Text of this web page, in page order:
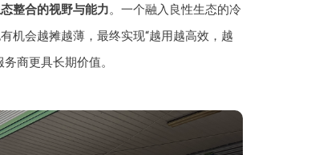
整合的视野与能力。一个融入良性生态的冷
机会越摊越薄，最终实现“越用越高效，越
商更具长期价值。